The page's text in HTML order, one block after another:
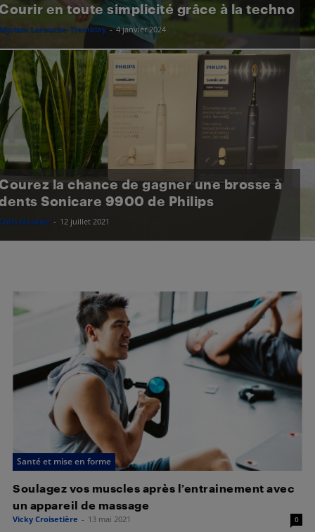
en toute simplicité grâce à la techno
Larouche-Tremblay - 4 janvier 2024
la chance de gagner une brosse à
Sonicare 9900 de Philips
Nasaire - 12 juillet 2021
Santé et mise en forme
Soulagez vos muscles après l’entrainement avec
un appareil de massage
Vicky Croisetière - 13 mai 2021 0